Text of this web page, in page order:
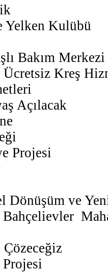
Yelken Kulübü
Bakım Merkezi
Ücretsiz Kreş
Açılacak
Projesi
Dönüşüm ve